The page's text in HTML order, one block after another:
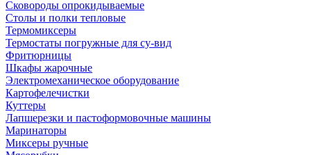
Сковороды опрокидываемые
Столы и полки тепловые
Термомиксеры
Термостаты погружные для су-вид
Фритюрницы
Шкафы жарочные
Электромеханическое оборудование
Картофелечистки
Куттеры
Лапшерезки и пастоформовочные машины
Маринаторы
Миксеры ручные